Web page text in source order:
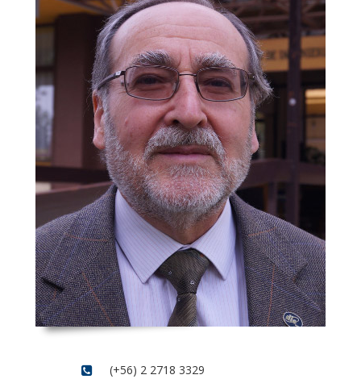
(+56) 2 2718 3329